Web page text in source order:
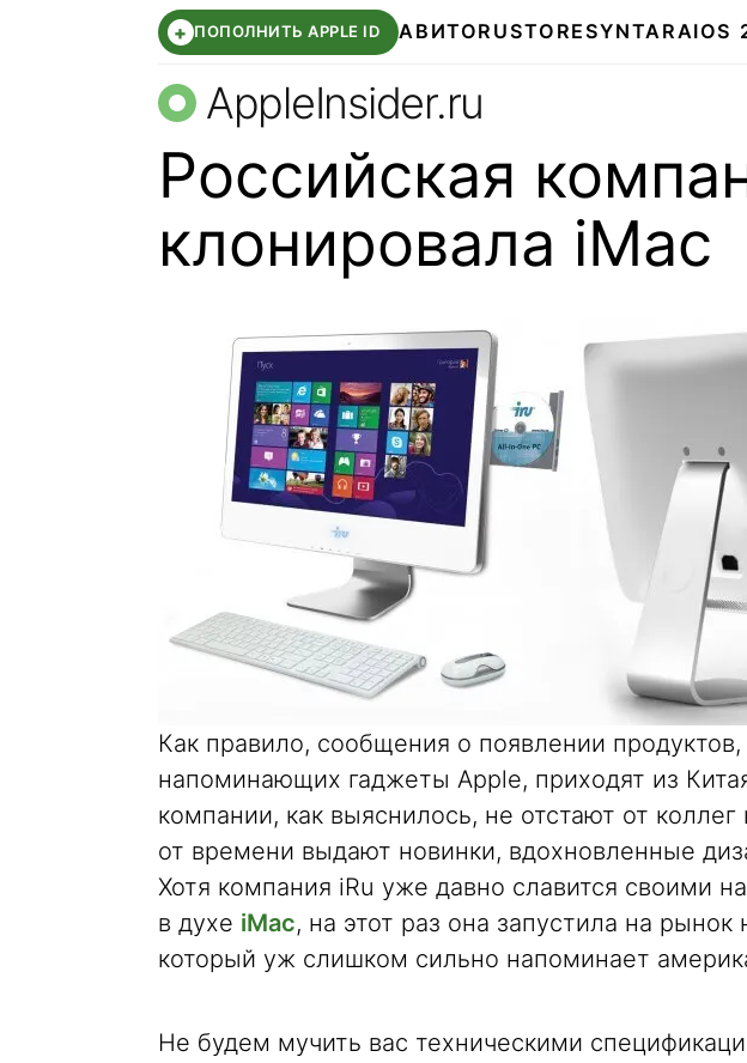
+ ПОПОЛНИТЬ APPLE ID АВИТОRUSTORESYNTARAIOS
AppleInsider.ru
Российская
клонировала iMac
Как правило, сообщения о появлении
напоминающих гаджеты Apple, приходят из
компании, как выяснилось, не отстают от
от времени выдают новинки, вдохновленные
Хотя компания iRu уже давно славится своими
в духе iMac, на этот раз она запустила на
который уж слишком сильно напоминает
Не будем мучить вас техническими